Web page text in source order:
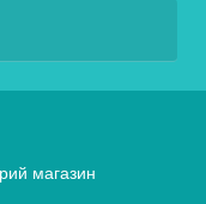
магазин